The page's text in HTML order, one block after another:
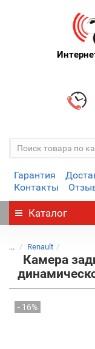
Гарантия
Контакты
Каталог
... Renault
Камера
- 16%